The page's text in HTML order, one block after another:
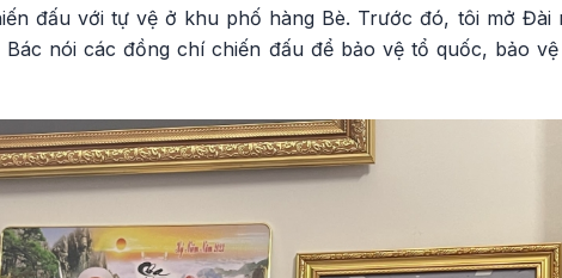
đấu với tự vệ ở khu phố hàng Bè. Trước đó, tôi mở Đài
nói các đồng chí chiến đấu để bảo vệ tổ quốc, bảo vệ